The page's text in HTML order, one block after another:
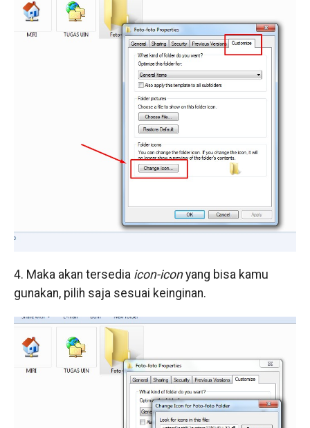
4. Maka akan tersedia icon-iconyang bisa kamu
gunakan, pilih saja sesuai keinginan.